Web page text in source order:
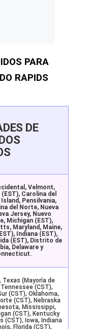
PARA
RAPIDS
DE
Velmont,
Carolina del
Island, Pensilvania,
del Norte, Nueva
Jersey, Nuevo
Michigan (EST),
Maryland, Maine,
Indiana (EST),
(EST), Distrito de
Delaware y
Texas (Mayoría de
(CST),
(CST), Oklahoma,
(CST), Nebraska
Mississippi,
(CST), Kentucky
(CST), Iowa, Indiana
Florida (CST),